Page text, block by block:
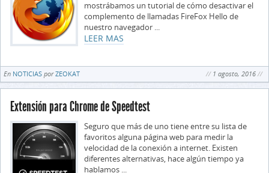
mostrábamos un tutorial de cómo desactivar el
complemento de llamadas FireFox Hello de
nuestro navegador ...
LEER MAS
En NOTICIAS porZEOKAT 1 agosto, 2016
Extensión para Chrome de Speedtest
Seguro que más de uno tiene entre su lista de
favoritos alguna página web para medir la
velocidad de la conexión a internet. Existen
diferentes alternativas, hace algún tiempo ya
hablamos ...